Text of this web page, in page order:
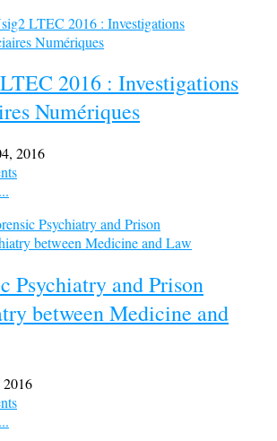
2016 : Investigations
Numériques
2016
Psychiatry and Prison
between Medicine and
2016